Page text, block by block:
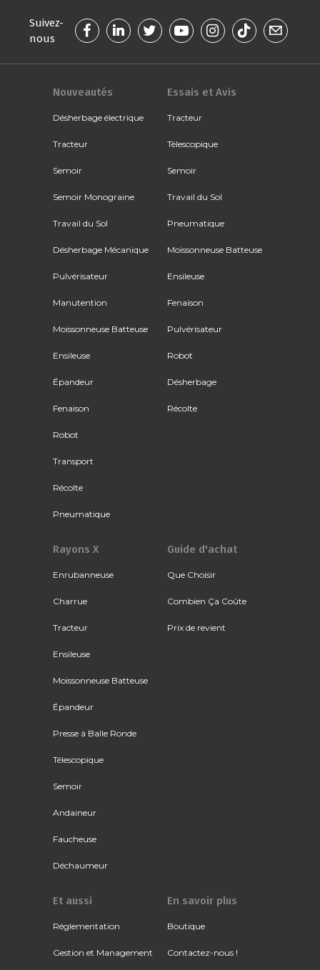
Suivez-
nous
Nouveautés
Désherbage électrique
Tracteur
Semoir
Semoir Monograine
Travail du Sol
Désherbage Mécanique
Pulvérisateur
Manutention
Moissonneuse Batteuse
Ensileuse
Épandeur
Fenaison
Robot
Transport
Récolte
Pneumatique
Essais et Avis
Tracteur
Télescopique
Semoir
Travail du Sol
Pneumatique
Moissonneuse Batteuse
Ensileuse
Fenaison
Pulvérisateur
Robot
Désherbage
Récolte
Rayons X
Enrubanneuse
Charrue
Tracteur
Ensileuse
Moissonneuse Batteuse
Épandeur
Presse à Balle Ronde
Télescopique
Semoir
Andaineur
Faucheuse
Déchaumeur
Guide d'achat
Que Choisir
Combien Ça Coûte
Prix de revient
Et aussi
Réglementation
Gestion et Management
En savoir plus
Boutique
Contactez-nous !